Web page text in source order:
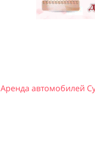
Аренда автомобилей